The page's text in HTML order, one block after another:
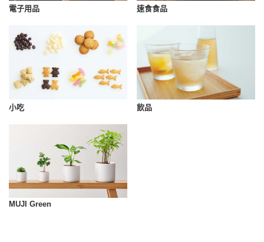
電子用品 速食食品
小吃 飲品
MUJI Green